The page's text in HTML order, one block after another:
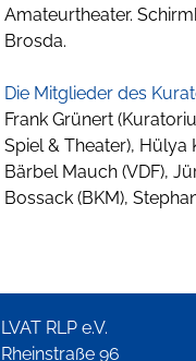
Amateurtheater.
Brosda.
Die Mitglieder des
Frank Grünert
Spiel & Theater), Hülya
Bärbel Mauch (VDF),
Bossack (BKM),
LVAT RLP e.V.
Rheinstraße 96